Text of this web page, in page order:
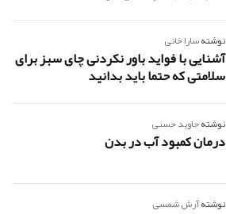
نوشتهسارا خانی
آشنایی با فواید باور نکردنی چای سبز برای
سلامتی که حتما باید بدانید
نوشتهجاوید حسنی
درمان کمبود آب در بدن
نوشتهآرش شمسی